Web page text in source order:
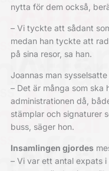
nytta för dem också,
– Vi tyckte att sådant
medan han tyckte att
på sina resor, sa han.
Joannas man
– Det är många som ska
administrationen då,
stämplar och signaturer
buss, säger hon.
Insamlingen gjordes
– Vi var ett antal expats